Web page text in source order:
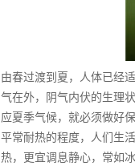
由春过渡到夏，人体已经
气在外，阴气内伏的生理
应夏季气候，就必须做好
平常耐热的程度，人们生
热，更宜调息静心，常如